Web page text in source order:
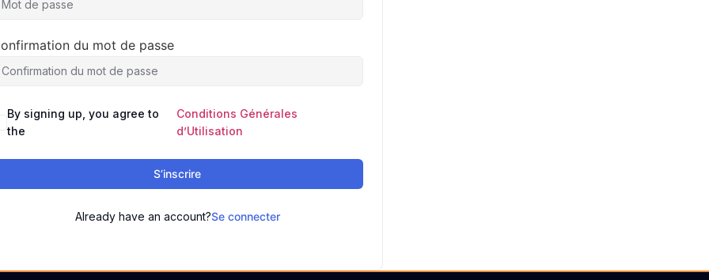
du mot de passe
By signing up, you agree to
the
Conditions Générales
d’Utilisation
S’inscrire
Already have an account?Se connecter